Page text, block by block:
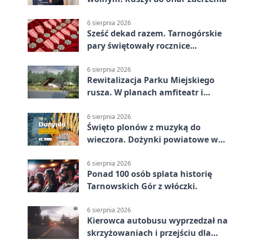
6 sierpnia 2026
Sześć dekad razem. Tarnogórskie
pary świętowały rocznice
6 sierpnia 2026
Rewitalizacja Parku Miejskiego
rusza. W planach amfiteatr i
6 sierpnia 2026
Święto plonów z muzyką do
wieczora. Dożynki powiatowe w
6 sierpnia 2026
Ponad 100 osób splata historię
Tarnowskich Gór z włóczki.
6 sierpnia 2026
Kierowca autobusu wyprzedzał na
skrzyżowaniach i przejściu dla